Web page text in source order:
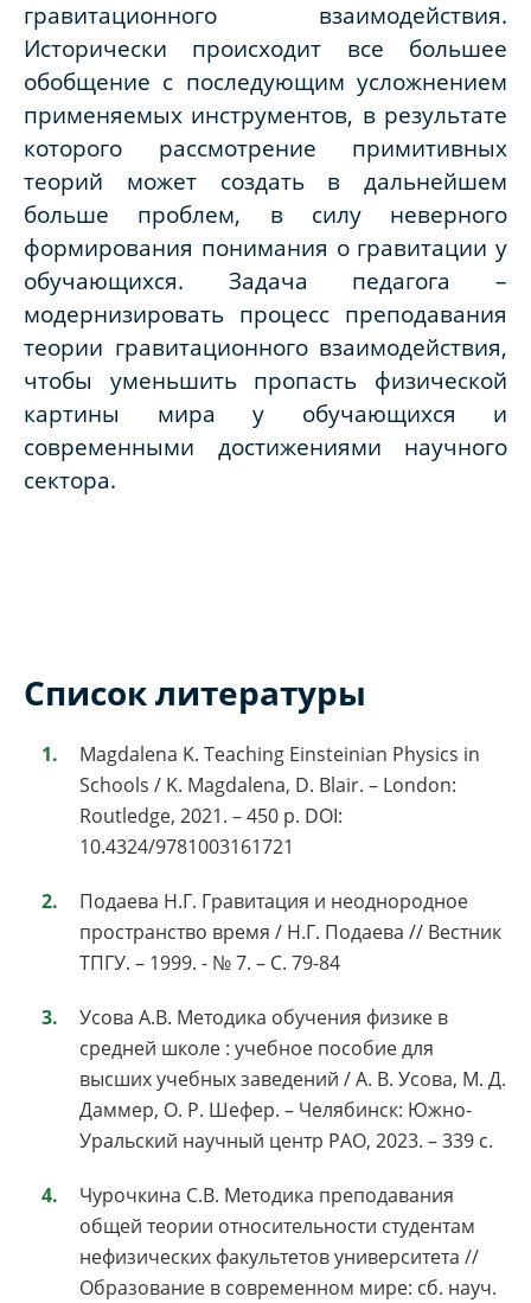
гравитационного взаимодействия.
Исторически происходит все большее
обобщение с последующим усложнением
применяемых инструментов, в результате
которого рассмотрение примитивных
теорий может создать в дальнейшем
больше проблем, в силу неверного
формирования понимания о гравитации у
обучающихся. Задача педагога –
модернизировать процесс преподавания
теории гравитационного взаимодействия,
чтобы уменьшить пропасть физической
картины мира у обучающихся и
современными достижениями научного
сектора.
Список литературы
Magdalena K. Teaching Einsteinian Physics in
Schools / K. Magdalena, D. Blair. – London:
Routledge, 2021. – 450 p. DOI:
10.4324/9781003161721
Подаева Н.Г. Гравитация и неоднородное
пространство время / Н.Г. Подаева // Вестник
ТПГУ. – 1999. - № 7. – С. 79-84
Усова А.В. Методика обучения физике в
средней школе : учебное пособие для
высших учебных заведений / А. В. Усова, М. Д.
Даммер, О. Р. Шефер. – Челябинск: Южно-
Уральский научный центр РАО, 2023. – 339 с.
Чурочкина С.В. Методика преподавания
общей теории относительности студентам
нефизических факультетов университета //
Образование в современном мире: cб. науч.